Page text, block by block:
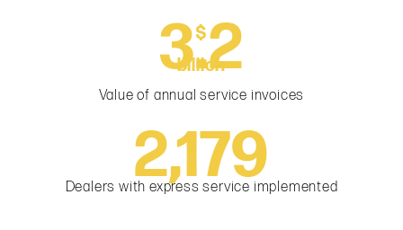
$
3.5
billion
Value of annual service invoices
2,374
Dealers with express service implemented